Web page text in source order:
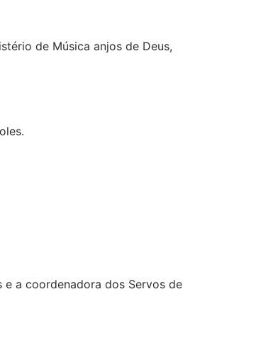
de Música anjos de Deus,
a coordenadora dos Servos de